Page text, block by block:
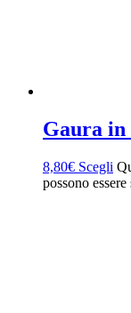
Gaura in
8,80€ Scegli
possono